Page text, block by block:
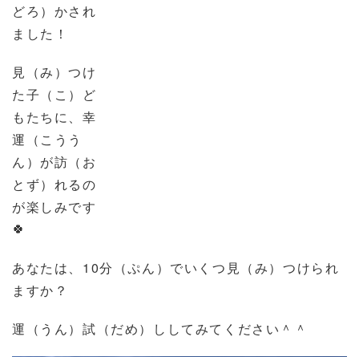
どろ）かされ
ました！
見（み）つけ
た子（こ）ど
もたちに、幸
運（こうう
ん）が訪（お
とず）れるの
が楽しみです
🍀
あなたは、 10分（ぷん）でいくつ見（み）つけられ
ますか？
運（うん）試（だめ）ししてみてください＾＾